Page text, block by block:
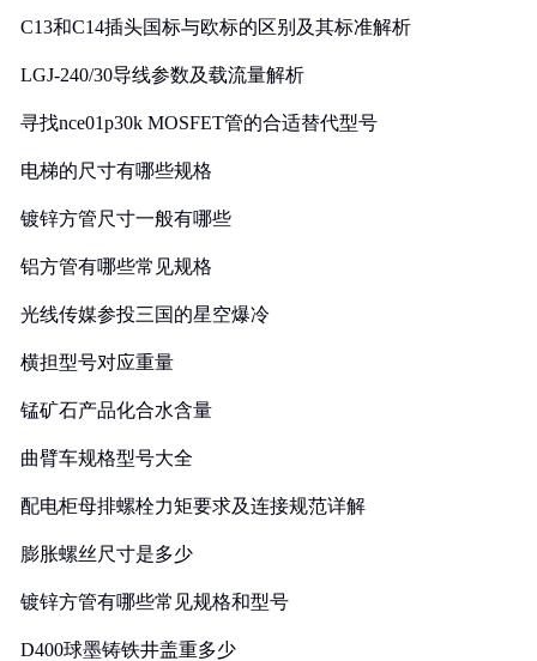
C13和C14插头国标与欧标的区别及其标准解析
LGJ-240/30导线参数及载流量解析
寻找nce01p30k MOSFET管的合适替代型号
电梯的尺寸有哪些规格
镀锌方管尺寸一般有哪些
铝方管有哪些常见规格
光线传媒参投三国的星空爆冷
横担型号对应重量
锰矿石产品化合水含量
曲臂车规格型号大全
配电柜母排螺栓力矩要求及连接规范详解
膨胀螺丝尺寸是多少
镀锌方管有哪些常见规格和型号
D400球墨铸铁井盖重多少